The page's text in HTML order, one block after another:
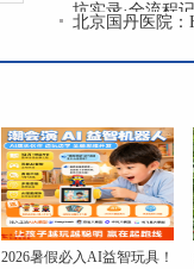
坑实录·全流程
北京国丹医院
2026暑假必入AI益智玩具！